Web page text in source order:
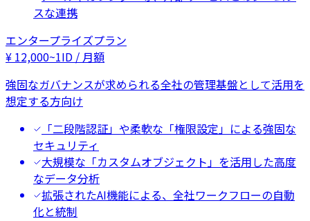
スな連携
エンタープライズプラン
¥ 12,000~1ID / 月額
強固なガバナンスが求められる全社の管理基盤として活用を
想定する方向け
「二段階認証」や柔軟な「権限設定」による強固な
セキュリティ
大規模な「カスタムオブジェクト」を活用した高度
なデータ分析
拡張されたAI機能による、全社ワークフローの自動
化と統制